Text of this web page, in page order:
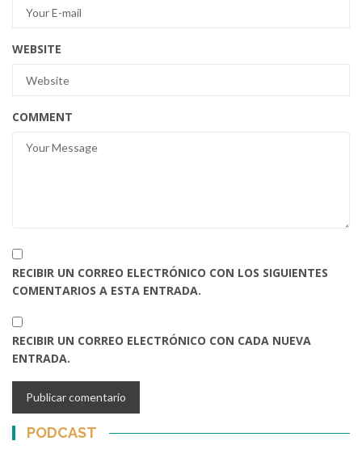
WEBSITE
COMMENT
RECIBIR UN CORREO ELECTRÓNICO CON LOS SIGUIENTES
COMENTARIOS A ESTA ENTRADA.
RECIBIR UN CORREO ELECTRÓNICO CON CADA NUEVA
ENTRADA.
PODCAST